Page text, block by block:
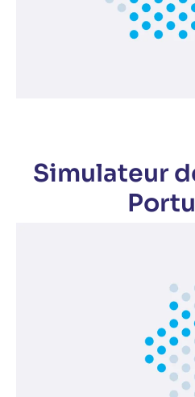
Simulateur